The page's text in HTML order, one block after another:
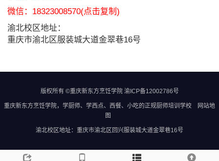
微信： 18323008570(点击复制)
渝北校区地址：
重庆市渝北区服装城大道金翠巷16号
版权所有 ©重庆新东方烹饪学院 渝ICP备12002786号
重庆新东方烹饪学院，学厨师、学西点、西餐、小吃的正规厨师培训学校
网站地
图
渝北校区地址：重庆市渝北区回兴服装城大道金翠巷16号